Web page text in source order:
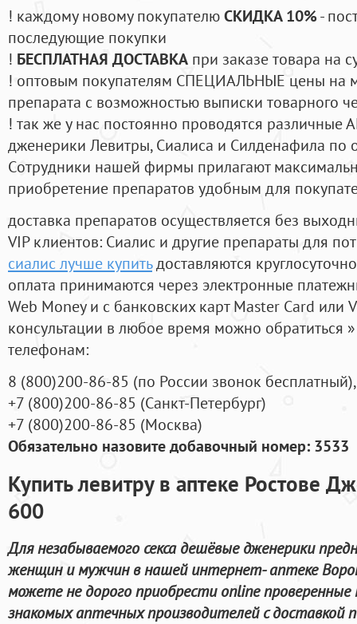
! каждому новому покупателюСКИДКА 10%-
последующие покупки
! БЕСПЛАТНАЯ ДОСТАВКА при заказе товара на
! оптовым покупателям СПЕЦИАЛЬНЫЕ цены на
препарата с возможностью выписки товарного
! так же у нас постоянно проводятся
дженерики Левитры, Сиалиса и Силденафила по
Cотрудники нашей фирмы прилагают
приобретение препаратов удобным для
доставка препаратов осуществляется без
VIP клиентов: Сиалис и другие препараты для
сиалис лучше купитьдоставляются круглосуточно
оплата принимаются через электронные
Web Money и с банковских карт Master Card или
консультации в любое время можно обратиться
телефонам:
8 (800)200-86-85 (по России звонок бесплатный),
+7 (800)200-86-85 (Санкт-Петербург)
+7 (800)200-86-85 (Москва)
Обязательно назовите добавочный номер: 3533
Купить левитру в аптеке Ростове
600
Для незабываемого секса дешёвые дженерики
женщин и мужчин в нашей интернет- аптеке
можете не дорого приобрести online проверенные
знакомых аптечных производителей с доставкой